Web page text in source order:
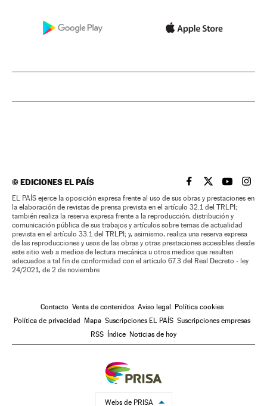
©EDICIONES EL PAÍS EL PAÍS BRASIL EN
EL PAÍSEL PAÍS
EL
EL PAÍS ejerce la oposición expresa frente al uso de sus obras y prestaciones en
la elaboración de revistas de prensa prevista en el artículo 32.1 del TRLPI;
también realiza la reserva expresa frente a la reproducción, distribución y
comunicación pública de sus trabajos y artículos sobre temas de actualidad
prevista en el artículo 33.1 del TRLPI; y, asimismo, realiza una reserva expresa
de las reproducciones y usos de las obras y otras prestaciones accesibles desde
este sitio web a medios de lectura mecánica u otros medios que resulten
adecuados a tal fin de conformidad con el artículo 67.3 del Real Decreto - ley
24/2021, de 2 de noviembre
Contacto Venta de contenidos Aviso legal
Política cookies
Política de privacidad
Mapa Suscripciones EL PAÍS Suscripciones empresas
RSS
Índice Noticias de hoy
Webs de PRISA